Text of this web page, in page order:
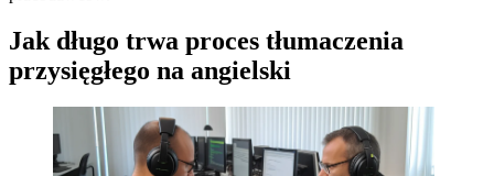
Jak długo trwa proces tłumaczenia
przysięgłego na angielski